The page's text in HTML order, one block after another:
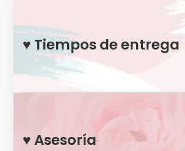
♥ Tiempos de entrega
Nos caracterizamos por rápidos y
entrega en cada pedido
♥ Asesoría